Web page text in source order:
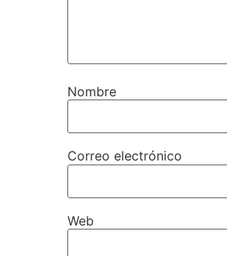
Nombre
Correo electrónico
Web